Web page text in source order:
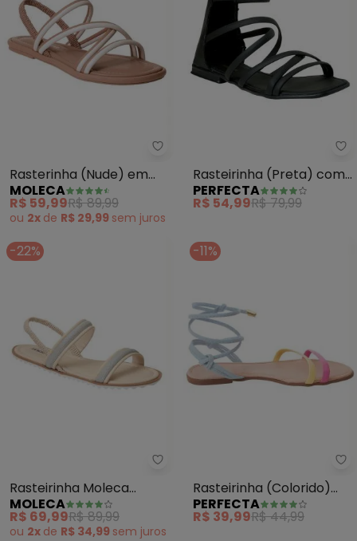
Moleca - Rasterinha (Nude)
Rasterinha (Nude) em
Sisntético
MOLECA
R$ 59,99R$ 89,99
ou 2x de R$ 29,99 sem juros
Rasteirinha (Preta) com
Fechamento em Zíper
PERFECTA
R$ 54,99R$ 79,99
-22%
Moleca - Rasteirinha Moleca
Rasteirinha Moleca
(Creme) em Sintético
MOLECA
R$ 69,99R$ 89,99
ou 2x de R$ 34,99 sem juros
-11%
Rasteirinha (Colorido)
em Sintético
PERFECTA
R$ 39,99R$ 44,99